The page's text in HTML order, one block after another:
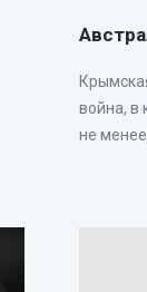
война, в
не